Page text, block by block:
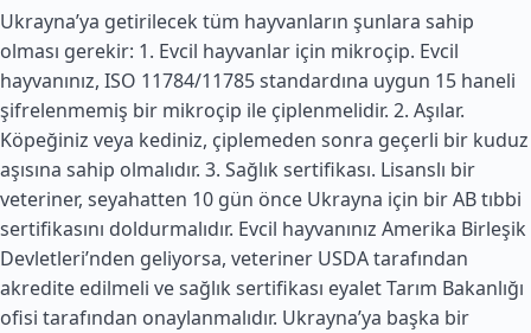
Ukrayna’ya getirilecek tüm hayvanların şunlara sahip
olması gerekir: 1. Evcil hayvanlar için mikroçip. Evcil
hayvanınız, ISO 11784/11785 standardına uygun 15 haneli
şifrelenmemiş bir mikroçip ile çiplenmelidir. 2. Aşılar.
Köpeğiniz veya kediniz, çiplemeden sonra geçerli bir kuduz
aşısına sahip olmalıdır. 3. Sağlık sertifikası. Lisanslı bir
veteriner, seyahatten 10 gün önce Ukrayna için bir AB tıbbi
sertifikasını doldurmalıdır. Evcil hayvanınız Amerika Birleşik
Devletleri’nden geliyorsa, veteriner USDA tarafından
akredite edilmeli ve sağlık sertifikası eyalet Tarım Bakanlığı
ofisi tarafından onaylanmalıdır. Ukrayna’ya başka bir